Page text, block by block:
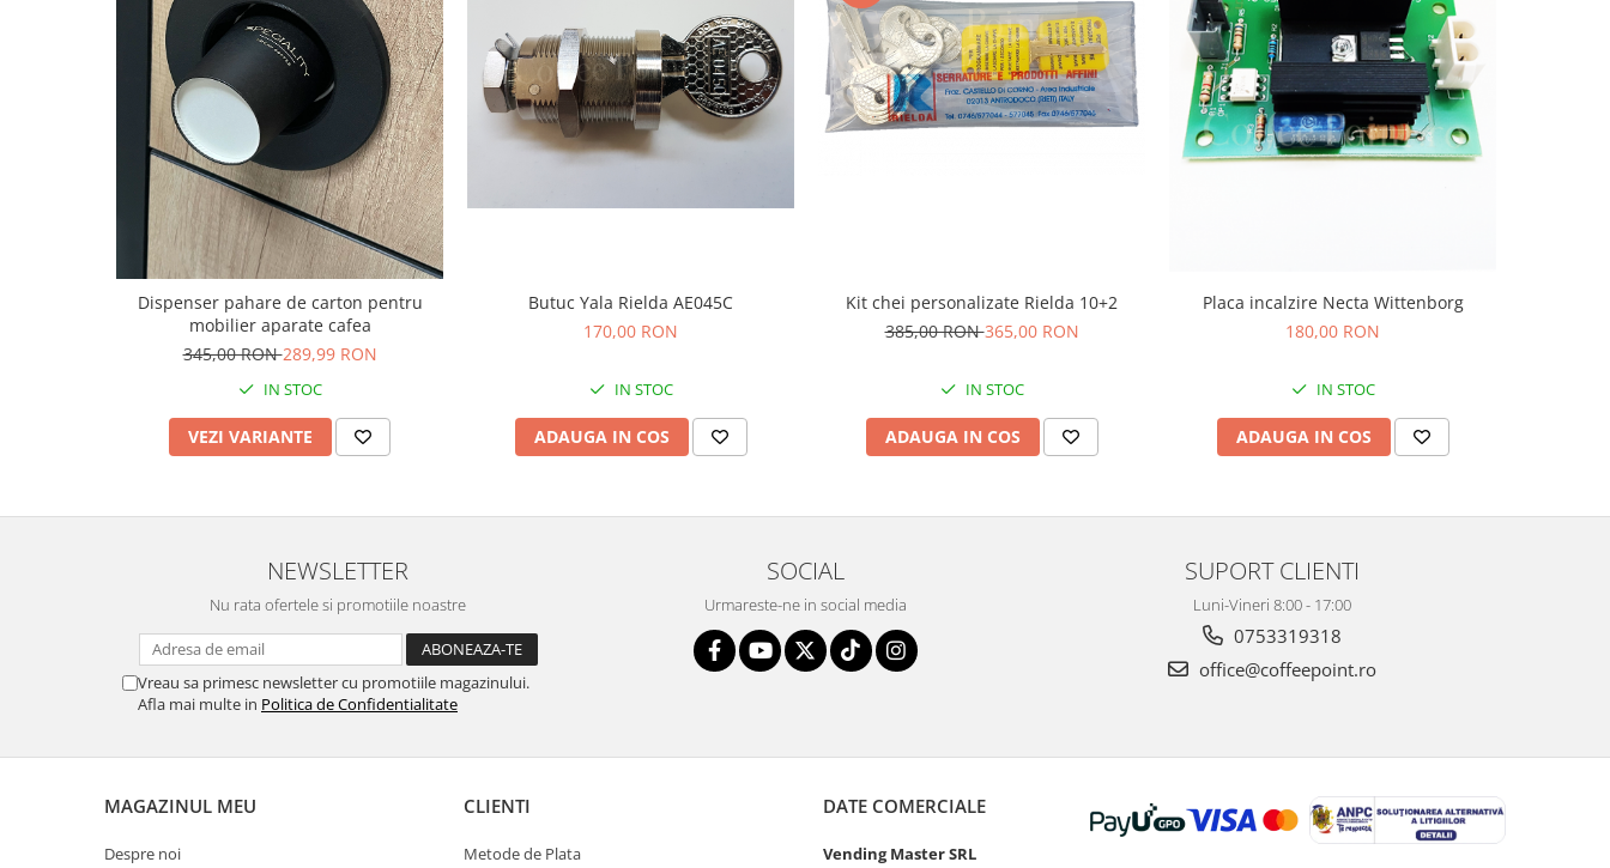
Dispenser pahare de carton pentru
mobilier aparate cafea
345,00 RON289,99 RON
IN STOC
VEZI VARIANTE
Butuc Yala Rielda AE045C
170,00 RON
IN STOC
ADAUGA IN COS
Kit chei personalizate Rielda 10+2
385,00 RON365,00 RON
IN STOC
ADAUGA IN COS
Placa incalzire Necta Wittenborg
180,00 RON
IN STOC
ADAUGA IN COS
NEWSLETTER
Nu rata ofertele si promotiile noastre
Vreau sa primesc newsletter cu promotiile magazinului.
Afla mai multe in Politica de Confidentialitate
SOCIAL
Urmareste-ne in social media
SUPORT CLIENTI
Luni-Vineri 8:00 - 17:00
0753319318
office@coffeepoint.ro
MAGAZINUL MEU
Despre noi
CLIENTI
Metode de Plata
DATE COMERCIALE
Vending Master SRL